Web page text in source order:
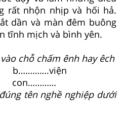
rất nhộn nhịp và hối hả.
dần và màn đêm buông
tĩnh mịch và bình yên.
chỗ chấm ênh hay êch
tên nghề nghiệp dưới